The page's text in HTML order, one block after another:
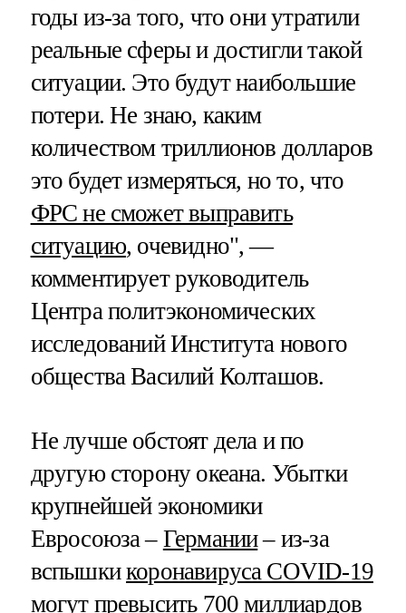
годы из-за того, что они утратили
реальные сферы и достигли такой
ситуации. Это будут наибольшие
потери. Не знаю, каким
количеством триллионов долларов
это будет измеряться, но то, что
ФРС не сможет выправить
ситуацию, очевидно", —
комментирует руководитель
Центра политэкономических
исследований Института нового
общества Василий Колташов.
Не лучше обстоят дела и по
другую сторону океана. Убытки
крупнейшей экономики
Евросоюза – Германии– из-за
вспышкикоронавируса COVID-19
могут превысить 700 миллиардов